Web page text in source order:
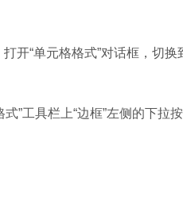
“单元格格式”对话框，切换
”工具栏上“边框”左侧的下拉按